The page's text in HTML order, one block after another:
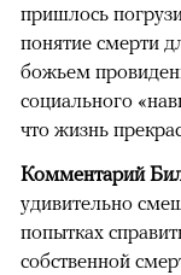
пришлось
понятие смерти
божьем
социального
что жизнь
Комментарий
удивительно
попытках
собственной